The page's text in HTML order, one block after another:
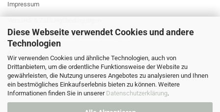
Diese Webseite verwendet Cookies und andere
Technologien
Wir verwenden Cookies und ähnliche Technologien, auch von
Drittanbietern, um die ordentliche Funktionsweise der Website zu
gewährleisten, die Nutzung unseres Angebotes zu analysieren und Ihnen
ein bestmögliches Einkaufserlebnis bieten zu können. Weitere
Informationen finden Sie in unserer Datenschutzerklärung.
Impressum
Widerrufsrecht & Muster-Widerrufsformular
Privatsphäre und Datenschutz
Cookie Einstellungen